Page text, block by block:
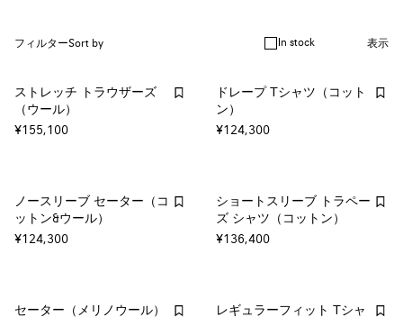
フィルターSort by In stock 表示
ストレッチ トラウザーズ
（ウール）
¥155,100
ドレープ Tシャツ（コット
ン）
¥124,300
ノースリーブ セーター（コ
ットン&ウール）
¥124,300
ショートスリーブ トラペー
ズ シャツ（コットン）
¥136,400
セーター（メリノウール）
レギュラーフィット Tシャ